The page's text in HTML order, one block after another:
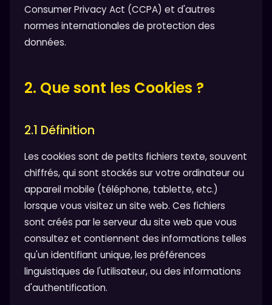
Consumer Privacy Act (CCPA) et d'autres
normes internationales de protection des
données.
2. Que sont les Cookies ?
2.1 Définition
Les cookies sont de petits fichiers texte, souvent
chiffrés, qui sont stockés sur votre ordinateur ou
appareil mobile (téléphone, tablette, etc.)
lorsque vous visitez un site web. Ces fichiers
sont créés par le serveur du site web que vous
consultez et contiennent des informations telles
qu'un identifiant unique, les préférences
linguistiques de l'utilisateur, ou des informations
d'authentification.